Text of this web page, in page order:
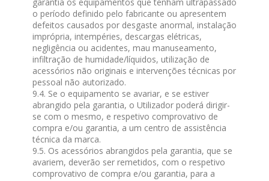
o período definido pelo fabricante ou apresentem
defeitos causados por desgaste anormal, instalação
imprópria, intempéries, descargas elétricas,
negligência ou acidentes, mau manuseamento,
infiltração de humidade/líquidos, utilização de
acessórios não originais e intervenções técnicas por
pessoal não autorizado.
9.4. Se o equipamento se avariar, e se estiver
abrangido pela garantia, o Utilizador poderá dirigir-
se com o mesmo, e respetivo comprovativo de
compra e/ou garantia, a um centro de assistência
técnica da marca.
9.5. Os acessórios abrangidos pela garantia, que se
avariem, deverão ser remetidos, com o respetivo
comprovativo de compra e/ou garantia, para a